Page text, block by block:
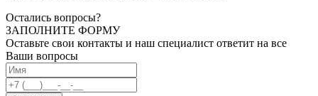
Остались вопросы?
ЗАПОЛНИТЕ ФОРМУ
Оставьте свои контакты и наш специалист ответит на все
Ваши вопросы